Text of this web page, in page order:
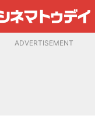
ADVERTISEMENT